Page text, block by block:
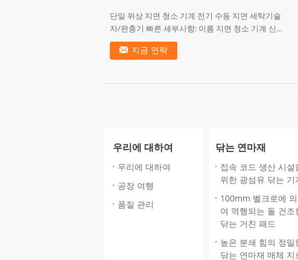
단일 위상 지면 청소 기계 전기 수동 지면 세탁기술
자/완충기 빠른 세부사항: 이름 지면 청소 기계 신청
대리석, 화강암, 테라조, 구체적인 지면 유형 XJ-175-
1.5 기능 닦...지금 연락
우리에 대하여
우리에 대하여
공장 여행
품질 관리
닦는 연마재
접속 코드 생산 시설
위한 광섬유 닦는 기
100mm 벨크로에
여 역행되는 돌 건조
닦는 거친 패드
높은 분쇄 힘의 정밀
닦는 연마재 매체 지